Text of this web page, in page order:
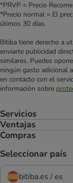
*PRVP = Precio
*Precio normal = El
útimos 30 días.
Bitiba tiene derecho a
enviarte publicidad
similares. Puedes
ningún gasto adicional
en contacto con el
información sobre
Servicios
Ventajas
Compras
Seleccionar país
bitiba.es / es